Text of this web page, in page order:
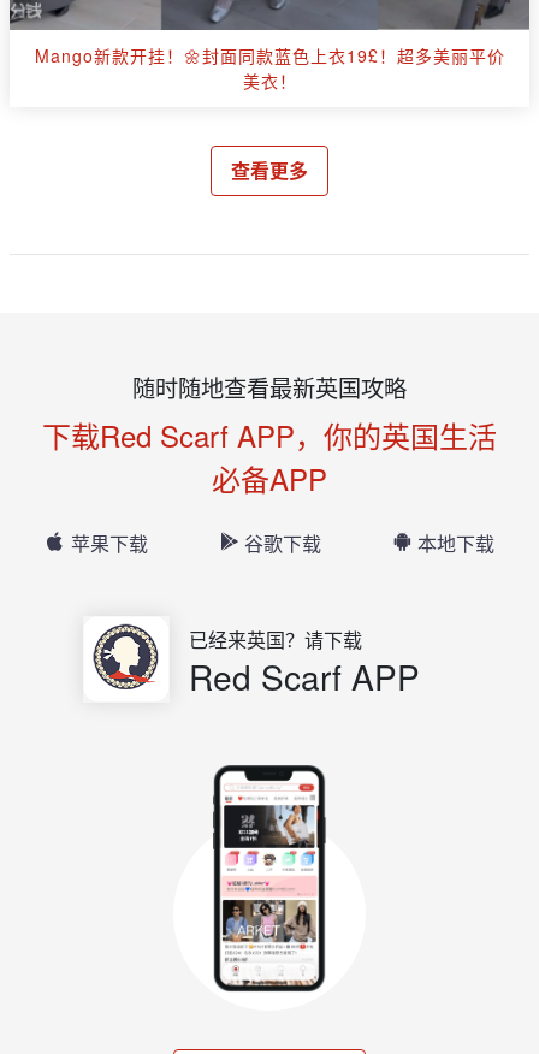
Mango新款开挂！🌼封面同款蓝色上衣19£！超多美丽平价
美衣！
查看更多
随时随地查看最新英国攻略
下载Red Scarf APP，你的英国生活
必备APP
苹果下载 谷歌下载 本地下载
已经来英国？请下载
Red Scarf APP